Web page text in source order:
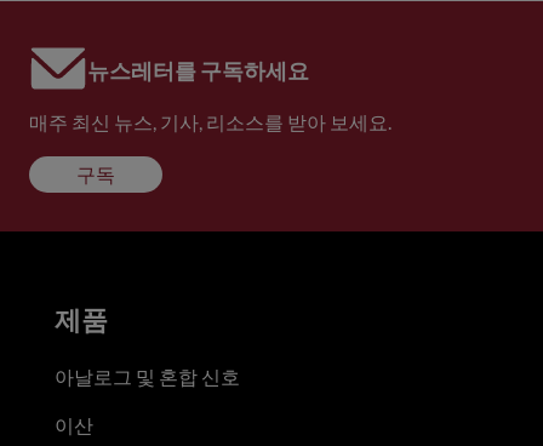
뉴스레터를 구독하세요
매주 최신 뉴스, 기사, 리소스를 받아 보세요.
구독
제품
아날로그 및 혼합 신호
이산